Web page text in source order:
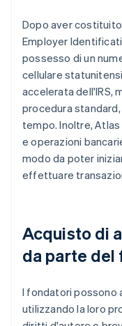
Dopo aver
Employer
possesso di un
cellulare
accelerata dell'IRS,
procedura
tempo. Inoltre,
e operazioni
modo da poter
effettuare
Acquisto di
da parte del
I fondatori possono
utilizzando la loro